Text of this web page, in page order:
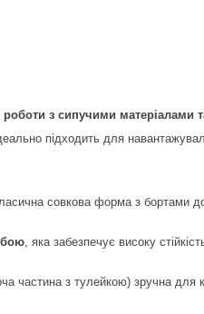
з сипучими матеріалами
підходить для
совкова форма з бортами
, яка забезпечує високу
частина з тулейкою) зручна для